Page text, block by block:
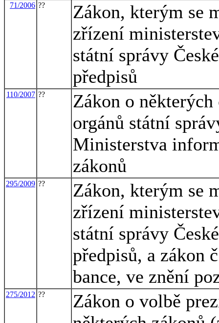
71/2006 ??
Zákon, kterým se
zřízení
státní správy
předpisů
110/2007 ??
Zákon o
orgánů státní
Ministerstva
zákonů
295/2009 ??
Zákon, kterým se
zřízení
státní správy
předpisů, a zákon
bance, ve znění
275/2012 ??
Zákon o volbě